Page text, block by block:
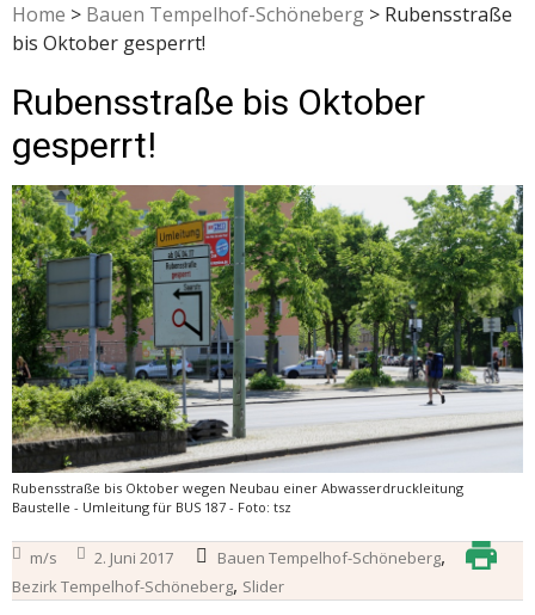
Home > Bauen Tempelhof-Schöneberg > Rubensstraße
bis Oktober gesperrt!
Rubensstraße bis Oktober
gesperrt!
Rubensstraße bis Oktober wegen Neubau einer Abwasserdruckleitung
Baustelle - Umleitung für BUS 187 - Foto: tsz
m/s 2. Juni 2017 Bauen Tempelhof-Schöneberg,
Bezirk Tempelhof-Schöneberg, Slider